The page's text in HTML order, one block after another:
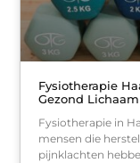
Fysiotherapie
Gezond Lichaam
Fysiotherapie in
mensen die
pijnklachten